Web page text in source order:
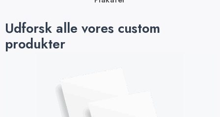
Udforsk alle vores custom
produkter